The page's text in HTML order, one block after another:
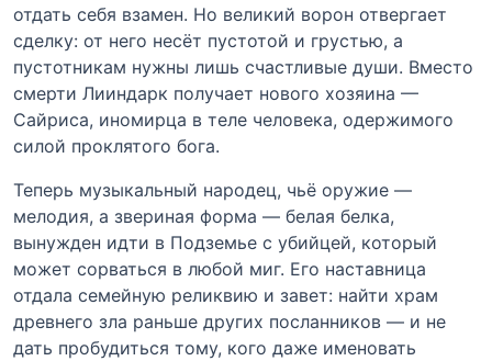
отдать себя взамен. Но великий ворон отвергает
сделку: от него несёт пустотой и грустью, а
пустотникам нужны лишь счастливые души. Вместо
смерти Лииндарк получает нового хозяина —
Сайриса, иномирца в теле человека, одержимого
силой проклятого бога.
Теперь музыкальный народец, чьё оружие —
мелодия, а звериная форма — белая белка,
вынужден идти в Подземье с убийцей, который
может сорваться в любой миг. Его наставница
отдала семейную реликвию и завет: найти храм
древнего зла раньше других посланников — и не
дать пробудиться тому, кого даже именовать